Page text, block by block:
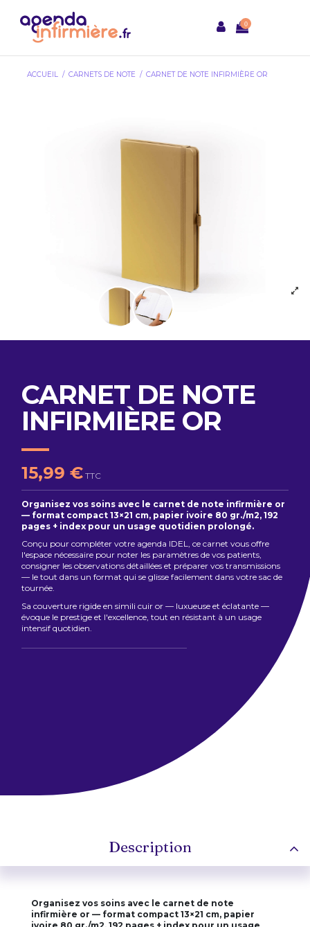
0
ACCUEIL CARNETS DE NOTE CARNET DE NOTE INFIRMIÈRE OR
CARNET DE NOTE
INFIRMIÈRE OR
15,99 € TTC
Organisez vos soins avec le carnet de note infirmière or
— format compact 13×21 cm, papier ivoire 80 gr./m2, 192
pages + index pour un usage quotidien prolongé.
Conçu pour compléter votre agenda IDEL, ce carnet vous offre
l'espace nécessaire pour noter les paramètres de vos patients,
consigner les observations détaillées et préparer vos transmissions
— le tout dans un format qui se glisse facilement dans votre sac de
tournée.
Sa couverture rigide en simili cuir or — luxueuse et éclatante —
évoque le prestige et l'excellence, tout en résistant à un usage
intensif quotidien.
Description
Organisez vos soins avec le carnet de note
infirmière or — format compact 13×21 cm, papier